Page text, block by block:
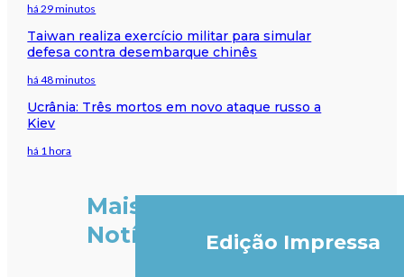
há 29 minutos
Taiwan realiza exercício militar para simular
defesa contra desembarque chinês
há 48 minutos
Ucrânia: Três mortos em novo ataque russo a
Kiev
há 1 hora
Mais
Notícias
Edição Impressa